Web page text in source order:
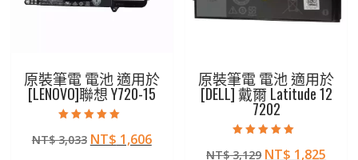
原裝筆電 電池 適用於
[LENOVO]聯想 Y720-15
5.00
滿分 5
NT$3,033 原
NT$ 1,606目
原裝筆電 電池 適用於
[DELL] 戴爾 Latitude 12
7202
5.00
NT$3,129 原
NT$ 1,825